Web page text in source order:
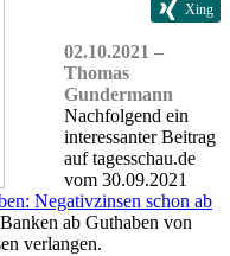
Xing
02.10.2021 –
Thomas
Gundermann
Nachfolgend ein
interessanter Beitrag
auf tagesschau.de
vom 30.09.2021
Negativzinsen schon ab
ab Guthaben von
verlangen.